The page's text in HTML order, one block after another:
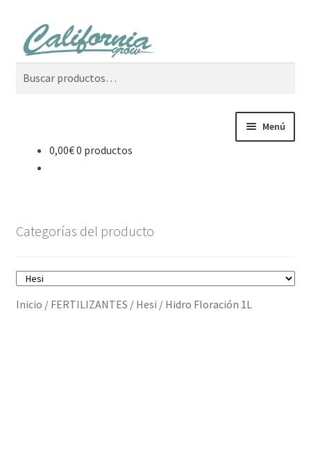
la
navegación
al
contenido
Buscar
Menú
Carrito
Mi cuenta
0,00€0 productos
Categorías del producto
Inicio / FERTILIZANTES / Hesi / Hidro Floración 1L